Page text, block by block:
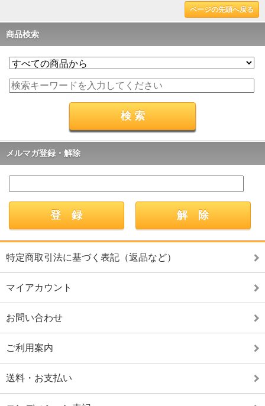
ページの先頭へ戻る
商品検索
メルマガ登録・解除
特定商取引法に基づく表記（返品など）
マイアカウント
お問い合わせ
ご利用案内
送料・お支払い